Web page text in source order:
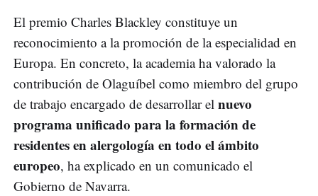
El premio Charles Blackley constituye un
reconocimiento a la promoción de la especialidad en
Europa. En concreto, la academia ha valorado la
contribución de Olaguíbel como miembro del grupo
de trabajo encargado de desarrollar el nuevo
programa unificado para la formación de
residentes en alergología en todo el ámbito
europeo, ha explicado en un comunicado el
Gobierno de Navarra.